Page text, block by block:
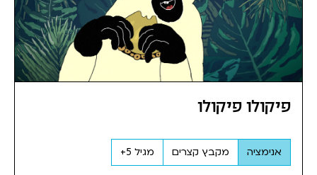
פיקולו פיקולו
אנימציה מקבץ קצרים מגיל 5+